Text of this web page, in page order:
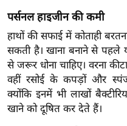
त्य
ज
ग
त
ऑ
टो
पर्सनल हाइजीन की कमी
हाथों की सफाई में कोताही
सकती है। खाना बनाने से पहले
से जरूर धोना चाहिए। वरना
वहीं रसोई के कपड़ों और स्पंज
क्योंकि इनमें भी लाखों
खाने को दूषित कर देते हैं।